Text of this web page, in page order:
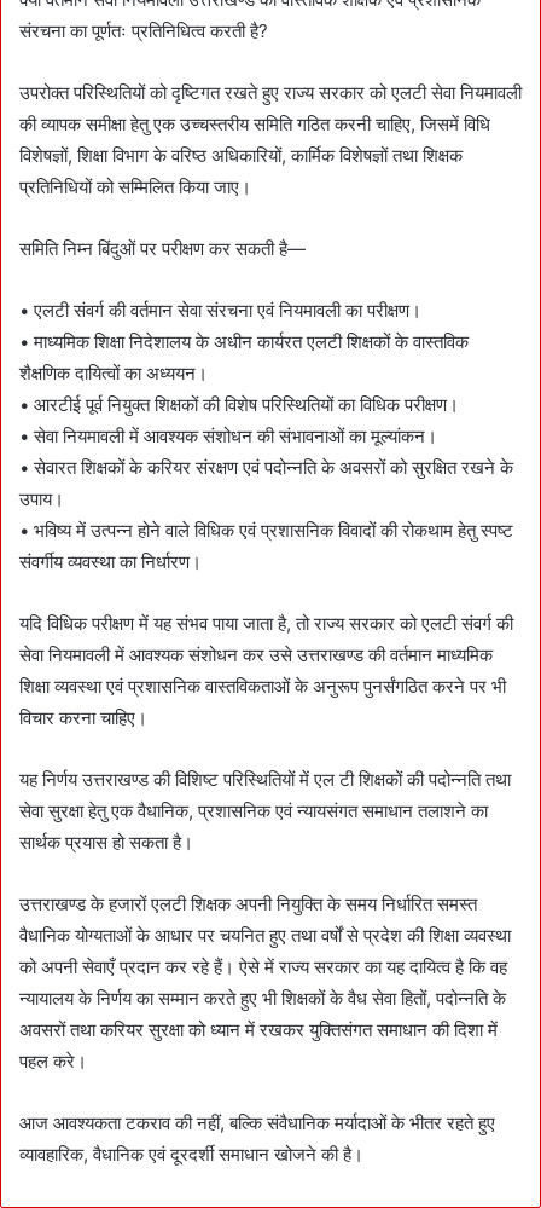
संरचना का पूर्णतः प्रतिनिधित्व करती है?
उपरोक्त परिस्थितियों को दृष्टिगत रखते हुए राज्य सरकार को एलटी सेवा नियमावली
की व्यापक समीक्षा हेतु एक उच्चस्तरीय समिति गठित करनी चाहिए, जिसमें विधि
विशेषज्ञों, शिक्षा विभाग के वरिष्ठ अधिकारियों, कार्मिक विशेषज्ञों तथा शिक्षक
प्रतिनिधियों को सम्मिलित किया जाए।
समिति निम्न बिंदुओं पर परीक्षण कर सकती है—
• एलटी संवर्ग की वर्तमान सेवा संरचना एवं नियमावली का परीक्षण।
• माध्यमिक शिक्षा निदेशालय के अधीन कार्यरत एलटी शिक्षकों के वास्तविक
शैक्षणिक दायित्वों का अध्ययन।
• आरटीई पूर्व नियुक्त शिक्षकों की विशेष परिस्थितियों का विधिक परीक्षण।
• सेवा नियमावली में आवश्यक संशोधन की संभावनाओं का मूल्यांकन।
• सेवारत शिक्षकों के करियर संरक्षण एवं पदोन्नति के अवसरों को सुरक्षित रखने के
उपाय।
• भविष्य में उत्पन्न होने वाले विधिक एवं प्रशासनिक विवादों की रोकथाम हेतु स्पष्ट
संवर्गीय व्यवस्था का निर्धारण।
यदि विधिक परीक्षण में यह संभव पाया जाता है, तो राज्य सरकार को एलटी संवर्ग की
सेवा नियमावली में आवश्यक संशोधन कर उसे उत्तराखण्ड की वर्तमान माध्यमिक
शिक्षा व्यवस्था एवं प्रशासनिक वास्तविकताओं के अनुरूप पुनर्संगठित करने पर भी
विचार करना चाहिए।
यह निर्णय उत्तराखण्ड की विशिष्ट परिस्थितियों में एल टी शिक्षकों की पदोन्नति तथा
सेवा सुरक्षा हेतु एक वैधानिक, प्रशासनिक एवं न्यायसंगत समाधान तलाशने का
सार्थक प्रयास हो सकता है।
उत्तराखण्ड के हजारों एलटी शिक्षक अपनी नियुक्ति के समय निर्धारित समस्त
वैधानिक योग्यताओं के आधार पर चयनित हुए तथा वर्षों से प्रदेश की शिक्षा व्यवस्था
को अपनी सेवाएँ प्रदान कर रहे हैं। ऐसे में राज्य सरकार का यह दायित्व है कि वह
न्यायालय के निर्णय का सम्मान करते हुए भी शिक्षकों के वैध सेवा हितों, पदोन्नति के
अवसरों तथा करियर सुरक्षा को ध्यान में रखकर युक्तिसंगत समाधान की दिशा में
पहल करे।
आज आवश्यकता टकराव की नहीं, बल्कि संवैधानिक मर्यादाओं के भीतर रहते हुए
व्यावहारिक, वैधानिक एवं दूरदर्शी समाधान खोजने की है।